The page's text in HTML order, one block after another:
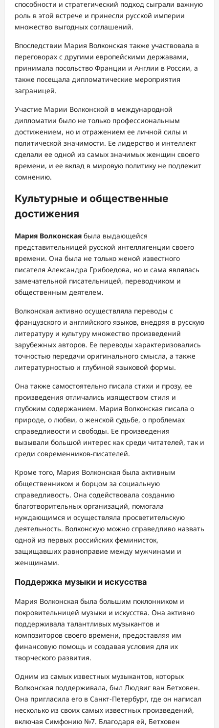
способности и стратегический подход сыграли важную
роль в этой встрече и принесли русской империи
множество выгодных соглашений.
Впоследствии Мария Волконская также участвовала в
переговорах с другими европейскими державами,
принимала посольство Франции и Англии в России, а
также посещала дипломатические мероприятия
заграницей.
Участие Марии Волконской в международной
дипломатии было не только профессиональным
достижением, но и отражением ее личной силы и
политической значимости. Ее лидерство и интеллект
сделали ее одной из самых значимых женщин своего
времени, и ее вклад в мировую политику не подлежит
сомнению.
Культурные и общественные
достижения
Мария Волконская была выдающейся
представительницей русской интеллигенции своего
времени. Она была не только женой известного
писателя Александра Грибоедова, но и сама являлась
замечательной писательницей, переводчиком и
общественным деятелем.
Волконская активно осуществляла переводы с
французского и английского языков, внедряя в русскую
литературу и культуру множество произведений
зарубежных авторов. Ее переводы характеризовались
точностью передачи оригинального смысла, а также
литературностью и глубиной языковой формы.
Она также самостоятельно писала стихи и прозу, ее
произведения отличались изяществом стиля и
глубоким содержанием. Мария Волконская писала о
природе, о любви, о женской судьбе, о проблемах
справедливости и свободы. Ее произведения
вызывали большой интерес как среди читателей, так и
среди современников-писателей.
Кроме того, Мария Волконская была активным
общественником и борцом за социальную
справедливость. Она содействовала созданию
благотворительных организаций, помогала
нуждающимся и осуществляла просветительскую
деятельность. Волконскую можно справедливо назвать
одной из первых российских феминисток,
защищавших равноправие между мужчинами и
женщинами.
Поддержка музыки и искусства
Мария Волконская была большим поклонником и
покровительницей музыки и искусства. Она активно
поддерживала талантливых музыкантов и
композиторов своего времени, предоставляя им
финансовую помощь и создавая условия для их
творческого развития.
Одним из самых известных музыкантов, которых
Волконская поддерживала, был Людвиг ван Бетховен.
Она пригласила его в Санкт-Петербург, где он написал
несколько из своих самых известных произведений,
включая Симфонию №7. Благодаря ей, Бетховен